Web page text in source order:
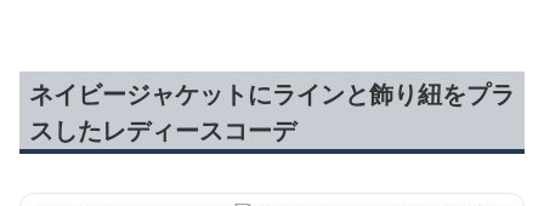
ネイビージャケットにラインと飾り紐をプラ
スしたレディースコーデ